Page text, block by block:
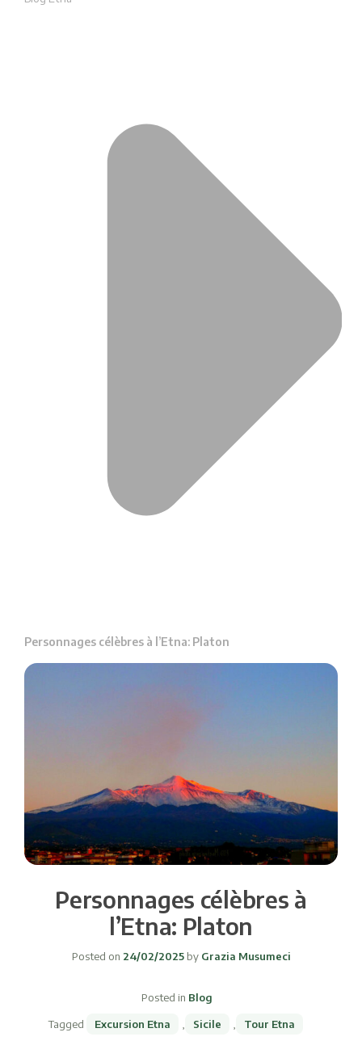
Personnages célèbres à l’Etna: Platon
Personnages célèbres à
l’Etna: Platon
Posted on 24/02/2025byGrazia Musumeci
Posted in Blog
Tagged Excursion Etna Sicile Tour Etna